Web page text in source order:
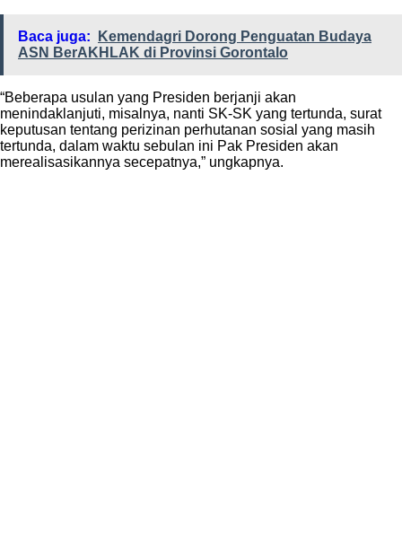
Baca juga:
Kemendagri Dorong Penguatan Budaya
ASN BerAKHLAK di Provinsi Gorontalo
“Beberapa usulan yang Presiden berjanji akan
menindaklanjuti, misalnya, nanti SK-SK yang tertunda, surat
keputusan tentang perizinan perhutanan sosial yang masih
tertunda, dalam waktu sebulan ini Pak Presiden akan
merealisasikannya secepatnya,” ungkapnya.